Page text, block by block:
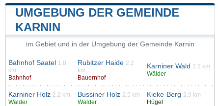
UMGEBUNG DER GEMEINDE
KARNIN
im Gebiet und in der Umgebung der Gemeinde Karnin
Bahnhof Saatel
1.8
km
Bahnhof
Rubitzer Haide 2.2
km
Bauernhof
Karniner Wald 2.2 km
Wälder
Karniner Holz 2.2 km
Wälder
Bussiner Holz 2.5 km
Wälder
Kieke-Berg 2.9 km
Hügel